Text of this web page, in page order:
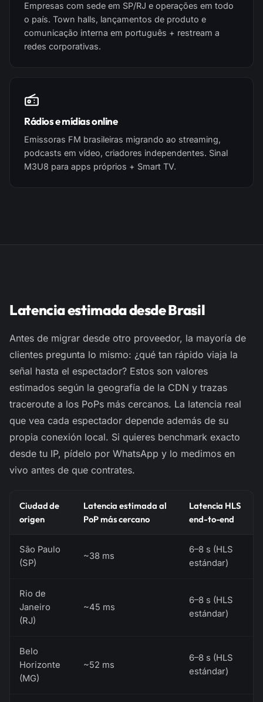
Empresas com sede em SP/RJ e operações em todo
o país. Town halls, lançamentos de produto e
comunicação interna em português + restream a
redes corporativas.
Rádios e mídias online
Emissoras FM brasileiras migrando ao streaming,
podcasts em vídeo, criadores independentes. Sinal
M3U8 para apps próprios + Smart TV.
Latencia estimada desde Brasil
Antes de migrar desde otro proveedor, la mayoría de
clientes pregunta lo mismo: ¿qué tan rápido viaja la
señal hasta el espectador? Estos son valores
estimados según la geografía de la CDN y trazas
traceroute a los PoPs más cercanos. La latencia real
que vea cada espectador depende además de su
propia conexión local. Si quieres benchmark exacto
desde tu IP, pídelo por WhatsApp y lo medimos en
vivo antes de que contrates.
Ciudad de
origen
Latencia estimada al
PoP más cercano
Latencia HLS
end-to-end
São Paulo
(SP)
~38 ms
6–8 s (HLS
estándar)
Rio de
Janeiro
(RJ)
~45 ms
6–8 s (HLS
estándar)
Belo
Horizonte
(MG)
~52 ms
6–8 s (HLS
estándar)